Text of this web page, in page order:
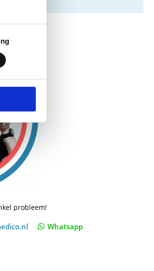
probleem!
Whatsapp